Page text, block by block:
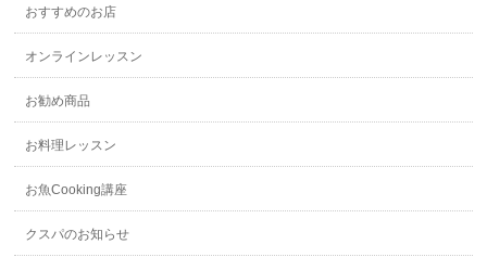
おすすめのお店
オンラインレッスン
お勧め商品
お料理レッスン
お魚Cooking講座
クスパのお知らせ